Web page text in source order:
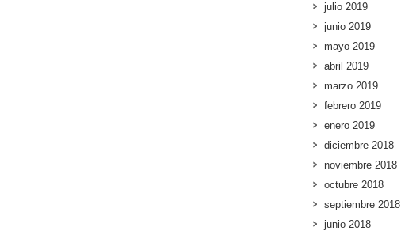
julio 2019
junio 2019
mayo 2019
abril 2019
marzo 2019
febrero 2019
enero 2019
diciembre 2018
noviembre 2018
octubre 2018
septiembre 2018
junio 2018